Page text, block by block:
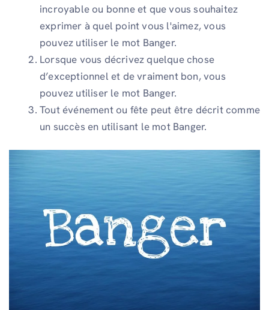
incroyable ou bonne et que vous souhaitez
exprimer à quel point vous l'aimez, vous
pouvez utiliser le mot Banger.
Lorsque vous décrivez quelque chose
d’exceptionnel et de vraiment bon, vous
pouvez utiliser le mot Banger.
Tout événement ou fête peut être décrit comme
un succès en utilisant le mot Banger.